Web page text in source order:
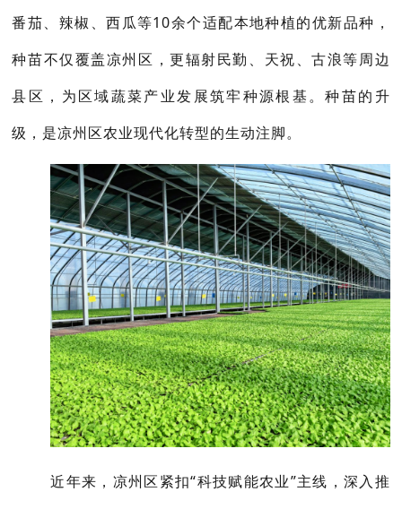
番茄、辣椒、西瓜等10余个适配本地种植的优新品种，
种苗不仅覆盖凉州区，更辐射民勤、天祝、古浪等周边
县区，为区域蔬菜产业发展筑牢种源根基。种苗的升
级，是凉州区农业现代化转型的生动注脚。
近年来，凉州区紧扣“科技赋能农业”主线，深入推